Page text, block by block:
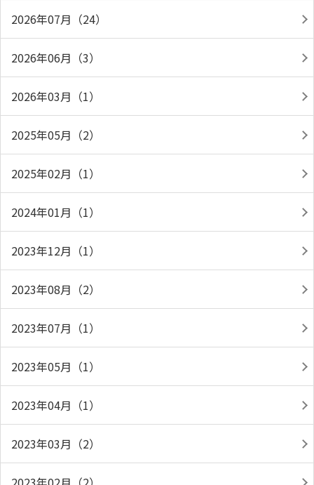
2026年07月（24）
2026年06月（3）
2026年03月（1）
2025年05月（2）
2025年02月（1）
2024年01月（1）
2023年12月（1）
2023年08月（2）
2023年07月（1）
2023年05月（1）
2023年04月（1）
2023年03月（2）